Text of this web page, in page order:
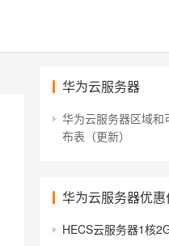
华为云服务器
华为云服务器区域和
布表（更新）
华为云服务器优
HECS云服务器1核